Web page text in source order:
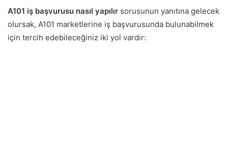
A101 iş başvurusu nasıl yapılır sorusunun yanıtına gelecek
olursak, A101 marketlerine iş başvurusunda bulunabilmek
için tercih edebileceğiniz iki yol vardır: